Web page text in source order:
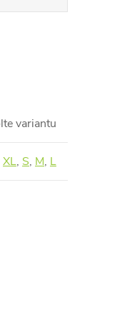
variantu
XL, S, M, L